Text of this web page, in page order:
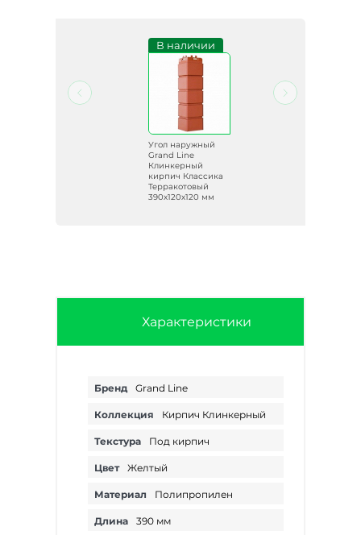
В наличии
Угол наружный
Grand Line
Клинкерный
кирпич Классика
Терракотовый
390х120х120 мм
Характеристики
Бренд Grand Line
Коллекция Кирпич Клинкерный
Текстура Под кирпич
Цвет Желтый
Материал Полипропилен
Длина 390 мм